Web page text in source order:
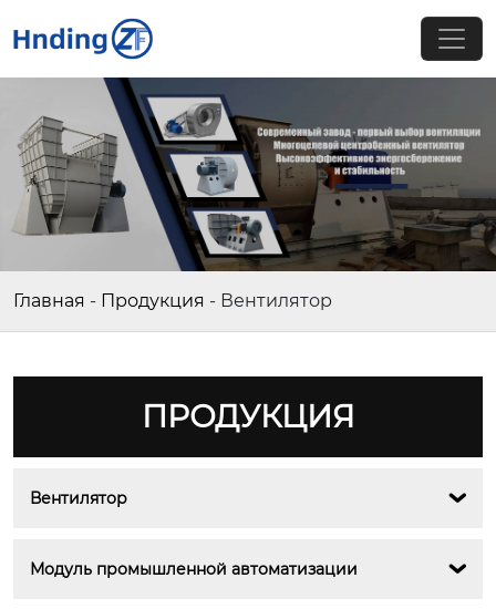
Главная - Продукция - Вентилятор
ПРОДУКЦИЯ
Вентилятор 
Модуль промышленной автоматизации 